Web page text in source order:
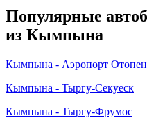
Популярные
из Кымпына
Кымпына - Аэропорт
Кымпына - Тыргу-Секуеск
Кымпына - Тыргу-Фрумос